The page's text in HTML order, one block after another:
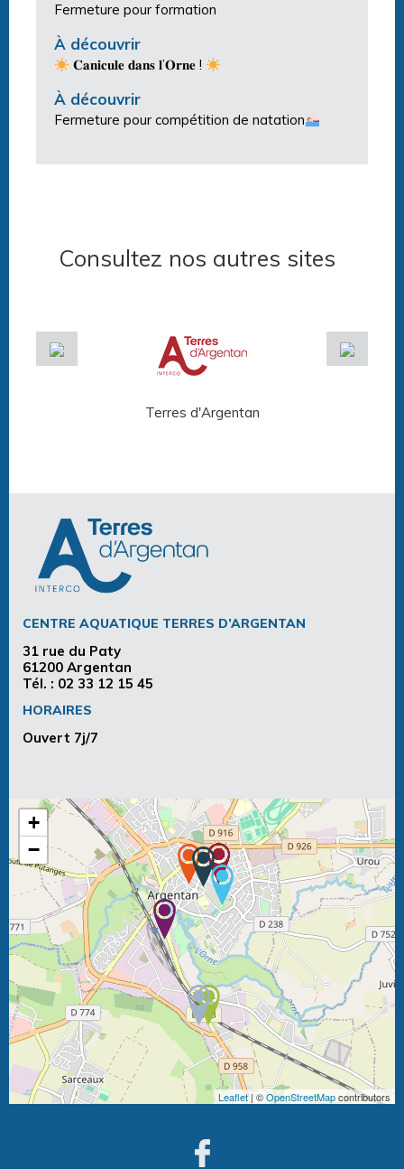
Fermeture pour formation
À découvrir
𝐂𝐚𝐧𝐢𝐜𝐮𝐥𝐞 𝐝𝐚𝐧𝐬 𝐥’𝐎𝐫𝐧𝐞 !
À découvrir
Fermeture pour compétition de natation
Consultez nos autres sites
Terres d'Argentan
CENTRE AQUATIQUE TERRES D’ARGENTAN
31 rue du Paty
61200 Argentan
Tél. : 02 33 12 15 45
HORAIRES
Ouvert 7j/7
+
−
Leaflet| ©OpenStreetMapcontributors